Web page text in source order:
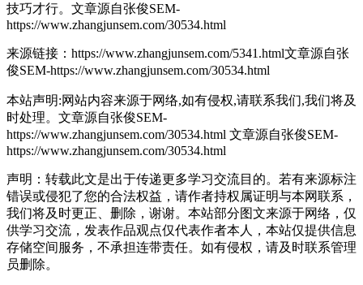
技巧才行。 文章源自张俊SEM-
https://www.zhangjunsem.com/30534.html
来源链接：https://www.zhangjunsem.com/5341.html文章源自张
俊SEM-https://www.zhangjunsem.com/30534.html
本站声明:网站内容来源于网络,如有侵权,请联系我们,我们将及
时处理。 文章源自张俊SEM-
https://www.zhangjunsem.com/30534.html 文章源自张俊SEM-
https://www.zhangjunsem.com/30534.html
声明：转载此文是出于传递更多学习交流目的。若有来源标注
错误或侵犯了您的合法权益，请作者持权属证明与本网联系，
我们将及时更正、删除，谢谢。本站部分图文来源于网络，仅
供学习交流，发表作品观点仅代表作者本人，本站仅提供信息
存储空间服务，不承担连带责任。如有侵权，请及时联系管理
员删除。